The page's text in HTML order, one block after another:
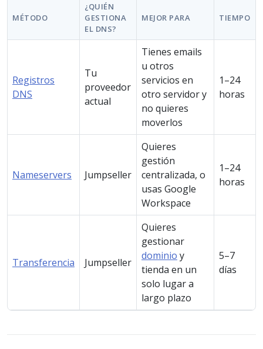
MÉTODO
¿QUIÉN
GESTIONA
EL DNS?
MEJOR PARA TIEMPO
Registros
DNS
Tu
proveedor
actual
Tienes emails
u otros
servicios en
otro servidor y
no quieres
moverlos
1–24
horas
Nameservers Jumpseller
Quieres
gestión
centralizada, o
usas Google
Workspace
1–24
horas
Transferencia Jumpseller
Quieres
gestionar
dominio y
tienda en un
solo lugar a
largo plazo
5–7
días